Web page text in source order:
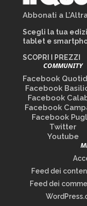
Abbonati a
Scegli la tua
tablet e
SCOPRI I PREZZI
COMMUNITY
Facebook
Facebook
Facebook
Facebook
Facebook
Twitter
Youtube
Feed dei
Feed dei